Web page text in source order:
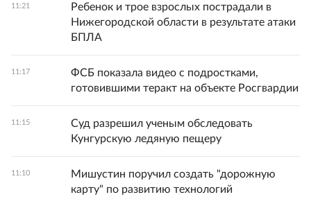
11:21
Ребенок и трое взрослых пострадали в
Нижегородской области в результате атаки
БПЛА
11:17
ФСБ показала видео с подростками,
готовившими теракт на объекте Росгвардии
11:15
Суд разрешил ученым обследовать
Кунгурскую ледяную пещеру
11:10
Мишустин поручил создать "дорожную
карту" по развитию технологий